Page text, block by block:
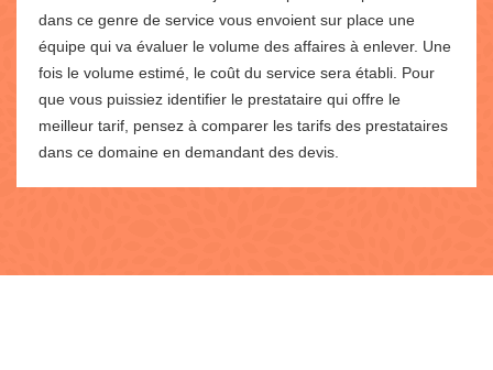
dans ce genre de service vous envoient sur place une
équipe qui va évaluer le volume des affaires à enlever. Une
fois le volume estimé, le coût du service sera établi. Pour
que vous puissiez identifier le prestataire qui offre le
meilleur tarif, pensez à comparer les tarifs des prestataires
dans ce domaine en demandant des devis.